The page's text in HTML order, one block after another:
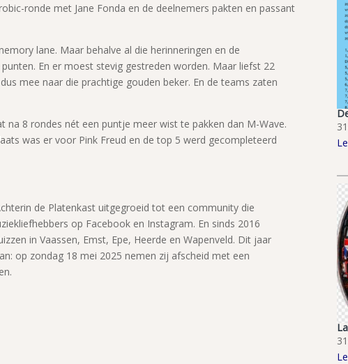
ronde met Jane Fonda en de deelnemers pakten en passant
lane. Maar behalve al die herinneringen en de
En er moest stevig gestreden worden. Maar liefst 22
mee naar die prachtige gouden beker. En de teams zaten
na 8 rondes nét een puntje meer wist te pakken dan M-Wave.
was er voor Pink Freud en de top 5 werd gecompleteerd
de Platenkast uitgegroeid tot een community die
op Facebook en Instagram. En sinds 2016
in Vaassen, Emst, Epe, Heerde en Wapenveld. Dit jaar
op zondag 18 mei 2025 nemen zij afscheid met een